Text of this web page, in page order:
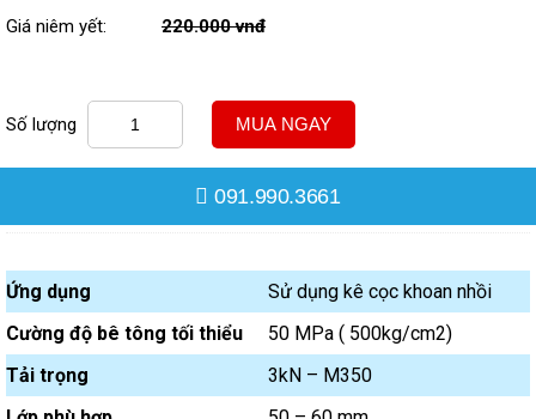
Giá niêm yết: 220.000 vnđ
Số lượng MUA NGAY
091.990.3661
Ứng dụng
Sử dụng kê cọc khoan nhồi
Cường độ bê tông tối thiểu
50 MPa ( 500kg/cm2)
Tải trọng
3kN – M350